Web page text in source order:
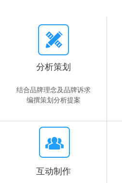
分析策划
结合品牌理念及品牌诉求
编撰策划分析提案
互动制作